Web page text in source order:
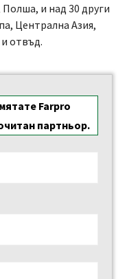
и над 30 други
Централна Азия,
отвъд.
Farpro
партньор.